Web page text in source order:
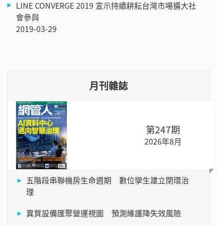
LINE CONVERGE 2019 宣示持續耕耘台灣市場擴大社
會參與
2019-03-29
月刊雜誌
第247期
2026年8月
五階段串聯機房生命週期 數位孿生建立閉環治
理
異質設備匯聚營運視圖 預測維護降失效風險